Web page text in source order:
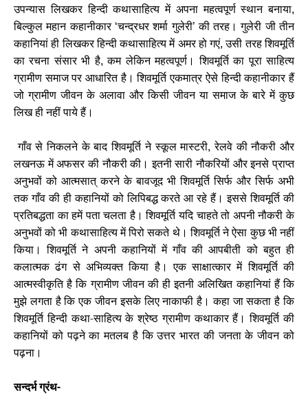
उपन्यास लिखकर हिन्दी कथासाहित्य में अपना महत्वपूर्ण स्थान बनाया,
बिल्कुल महान कहानीकार ‘चन्द्रधर शर्मा गुलेरी’की तरह। गुलेरी जी तीन
कहानियां ही लिखकर हिन्दी कथासाहित्य में अमर हो गएं,उसी तरह शिवमूर्ति
का रचना संसार भी है,कम लेकिन महत्वपूर्ण। शिवमूर्ति का पूरा साहित्य
ग्रामीण समाज पर आधारित है। शिवमूर्ति एकमात्र ऐसे हिन्दी कहानीकार हैं
जो ग्रामीण जीवन के अलावा और किसी जीवन या समाज के बारे में कुछ
लिख ही नहीं पाये हैं।
गाँव से निकलने के बाद शिवमूर्ति ने स्कूल मास्टरी,रेलवे की नौकरी और
लखनऊ में अफसर की नौकरी की। इतनी सारी नौकरियों और इनसे प्राप्त
अनुभवों को आत्मसात् करने के बावजूद भी शिवमूर्ति सिर्फ और सिर्फ अभी
तक गाँव की ही कहानियों को लिपिबद्ध करते आ रहे हैं। इससे शिवमूर्ति की
प्रतिबद्धता का हमें पता चलता है। शिवमूर्ति यदि चाहते तो अपनी नौकरी के
अनुभवों को भी कथासाहित्य में पिरो सकते थे। शिवमूर्ति ने ऐसा कुछ भी नहीं
किया। शिवमूर्ति ने अपनी कहानियों में गाँव की आपबीती को बहुत ही
कलात्मक ढंग से अभिव्यक्त किया है। एक साक्षात्कार में शिवमूर्ति की
आत्मस्वीकृति है कि ग्रामीण जीवन की ही इतनी अलिखित कहानियां हैं कि
मुझे लगता है कि एक जीवन इसके लिए नाकाफी है। कहा जा सकता है कि
शिवमूर्ति हिन्दी कथा-साहित्य के श्रेष्ठ ग्रामीण कथाकार हैं। शिवमूर्ति की
कहानियों को पढ़ने का मतलब है कि उत्तर भारत की जनता के जीवन को
पढ़ना।
सन्दर्भ ग्रंथ-